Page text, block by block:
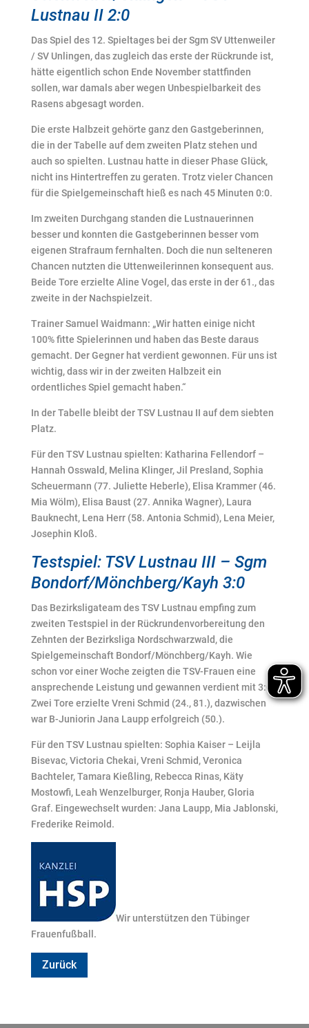
Lustnau II 2:0
Das Spiel des 12. Spieltages bei der Sgm SV Uttenweiler
/ SV Unlingen, das zugleich das erste der Rückrunde ist,
hätte eigentlich schon Ende November stattfinden
sollen, war damals aber wegen Unbespielbarkeit des
Rasens abgesagt worden.
Die erste Halbzeit gehörte ganz den Gastgeberinnen,
die in der Tabelle auf dem zweiten Platz stehen und
auch so spielten. Lustnau hatte in dieser Phase Glück,
nicht ins Hintertreffen zu geraten. Trotz vieler Chancen
für die Spielgemeinschaft hieß es nach 45 Minuten 0:0.
Im zweiten Durchgang standen die Lustnauerinnen
besser und konnten die Gastgeberinnen besser vom
eigenen Strafraum fernhalten. Doch die nun selteneren
Chancen nutzten die Uttenweilerinnen konsequent aus.
Beide Tore erzielte Aline Vogel, das erste in der 61., das
zweite in der Nachspielzeit.
Trainer Samuel Waidmann: „Wir hatten einige nicht
100% fitte Spielerinnen und haben das Beste daraus
gemacht. Der Gegner hat verdient gewonnen. Für uns ist
wichtig, dass wir in der zweiten Halbzeit ein
ordentliches Spiel gemacht haben.“
In der Tabelle bleibt der TSV Lustnau II auf dem siebten
Platz.
Für den TSV Lustnau spielten: Katharina Fellendorf –
Hannah Osswald, Melina Klinger, Jil Presland, Sophia
Scheuermann (77. Juliette Heberle), Elisa Krammer (46.
Mia Wölm), Elisa Baust (27. Annika Wagner), Laura
Bauknecht, Lena Herr (58. Antonia Schmid), Lena Meier,
Josephin Kloß.
Testspiel: TSV Lustnau III – Sgm
Bondorf/Mönchberg/Kayh 3:0
Das Bezirksligateam des TSV Lustnau empfing zum
zweiten Testspiel in der Rückrundenvorbereitung den
Zehnten der Bezirksliga Nordschwarzwald, die
Spielgemeinschaft Bondorf/Mönchberg/Kayh. Wie
schon vor einer Woche zeigten die TSV-Frauen eine
ansprechende Leistung und gewannen verdient mit 3:0.
Zwei Tore erzielte Vreni Schmid (24., 81.), dazwischen
war B-Juniorin Jana Laupp erfolgreich (50.).
Für den TSV Lustnau spielten: Sophia Kaiser – Leijla
Bisevac, Victoria Chekai, Vreni Schmid, Veronica
Bachteler, Tamara Kießling, Rebecca Rinas, Käty
Mostowfi, Leah Wenzelburger, Ronja Hauber, Gloria
Graf. Eingewechselt wurden: Jana Laupp, Mia Jablonski,
Frederike Reimold.
Wir unterstützen den Tübinger
Frauenfußball.
Zurück